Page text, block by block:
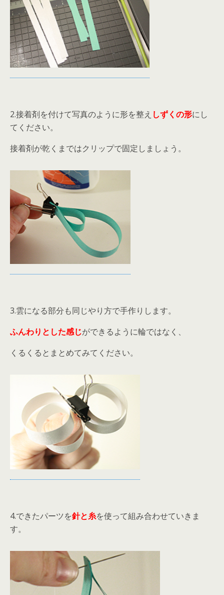
2.接着剤を付けて写真のように形を整え しずくの形にし
てください。
接着剤が乾くまではクリップで固定しましょう。
3.雲になる部分も同じやり方で手作りします。
ふんわりとした感じができるように輪ではなく、
くるくるとまとめてみてください。
4.できたパーツを針と糸を使って組み合わせていきま
す。